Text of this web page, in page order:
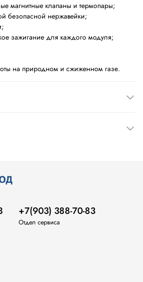
магнитные клапаны и термопары;
безопасной нержавейки;
зажигание для каждого модуля;
на природном и сжиженном газе.
+7(903) 388-70-83
Отдел сервиса